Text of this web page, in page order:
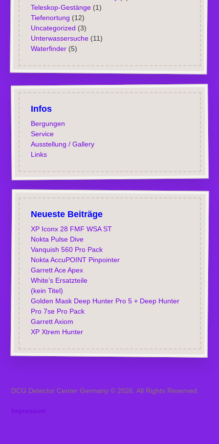
Teleskop-Gestänge(1)
Tiefenortung (12)
Uncategorized (3)
Unterwassersuche(11)
Waterfinder(5)
Infos
Bergungen
Service
Ausstellung / Gallery
Links
Neueste Beiträge
XP Iconx 28 FMF WSA ST
Nokta Pulse Dive
Vanquish 560 Pro Pack
Nokta AccuPOINT Pinpointer
Garrett Ace Apex
White’s Ersatzteile
(kein Titel)
Golden Mask Deep Hunter Pro 5 + Deep Hunter
Pro 7se Pro Pack
Garrett Axiom
XP Xtrem Hunter
DCG Detector Center Germany © 2026. All Rights Reserved.
Impressum